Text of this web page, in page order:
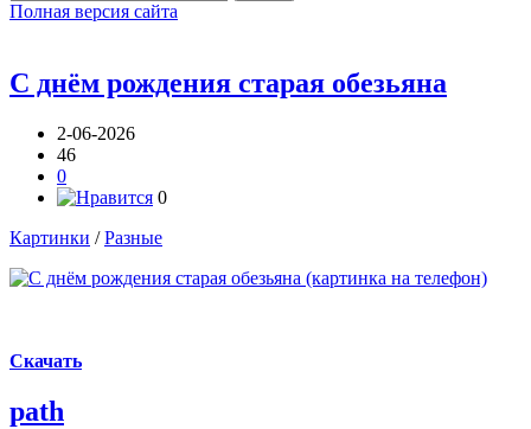
Полная версия сайта
С днём рождения старая обезьяна
2-06-2026
46
0
0
Картинки /Разные
Скачать
path